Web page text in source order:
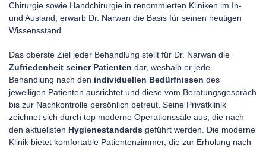
Chirurgie sowie Handchirurgie in renommierten Kliniken im In-
und Ausland, erwarb Dr. Narwan die Basis für seinen heutigen
Wissensstand.
Das oberste Ziel jeder Behandlung stellt für Dr. Narwan die
Zufriedenheit seiner Patienten dar, weshalb er jede
Behandlung nach den individuellen Bedürfnissen des
jeweiligen Patienten ausrichtet und diese vom Beratungsgespräch
bis zur Nachkontrolle persönlich betreut. Seine Privatklinik
zeichnet sich durch top moderne Operationssäle aus, die nach
den aktuellsten Hygienestandards geführt werden. Die moderne
Klinik bietet komfortable Patientenzimmer, die zur Erholung nach